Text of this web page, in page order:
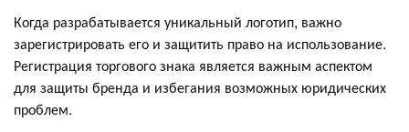
Когда разрабатывается уникальный логотип, важно
зарегистрировать его и защитить право на использование.
Регистрация торгового знака является важным аспектом
для защиты бренда и избегания возможных юридических
проблем.